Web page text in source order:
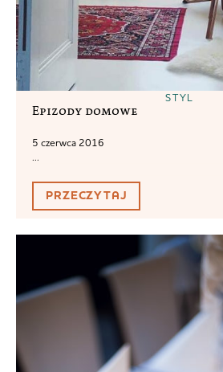
STYL
Epizody domowe
5 czerwca 2016
...
PRZECZYTAJ